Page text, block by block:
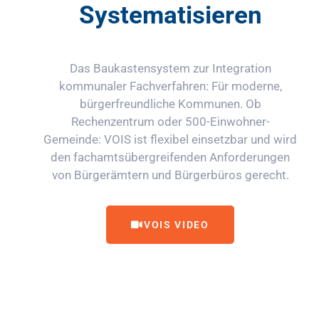
Systematisieren
Das Baukastensystem zur Integration
kommunaler Fachverfahren: Für moderne,
bürgerfreundliche Kommunen. Ob
Rechenzentrum oder 500-Einwohner-
Gemeinde: VOIS ist flexibel einsetzbar und wird
den fachamtsübergreifenden Anforderungen
von Bürgerämtern und Bürgerbüros gerecht.
VOIS VIDEO